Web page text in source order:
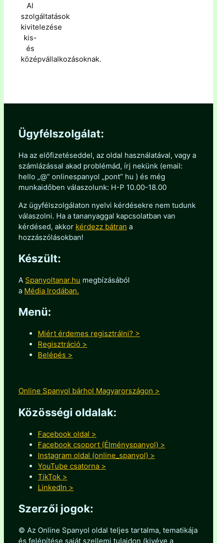
AI
szolgáltatások
kivitelezése
kis-
és
középvállalkozásoknak.
Ügyfélszolgálat:
Ha az előfizetéseddel, az oldal használatával, vagy a
számlázással akad problémád, írj nekünk (email:
hello „@” onlinespanyol „pont” hu ) és még
munkaidőben válaszolunk: H-P 10.00-18.00
Az ügyfélszolgálaton nyelvi kérdésekre nem tudunk
válaszolni. Ha a tananyaggal kapcsolatban van
kérdésed, akkor kérdezz bátran a
hozzászólásokban!
Készült:
A Spanyoltanar.hu megbízásából
a Média Irodában.
Menü:
Miért érdemes regisztrálni? >
Regisztráció >
Belépés >
Online Spanyol bárhol Magyarországon >
Közösségi oldalak:
Facebook oldal >
Facebook csoport (Élményspanyol) >
Instagram oldal (online_spanyol) >
YouTube csatorna >
TikTok >
LinkedIn >
Szerzői jogok:
© Az Online Spanyol oldal teljes tartalma, tematikája
és felépítése saját szellemi tulajdon (kivéve a